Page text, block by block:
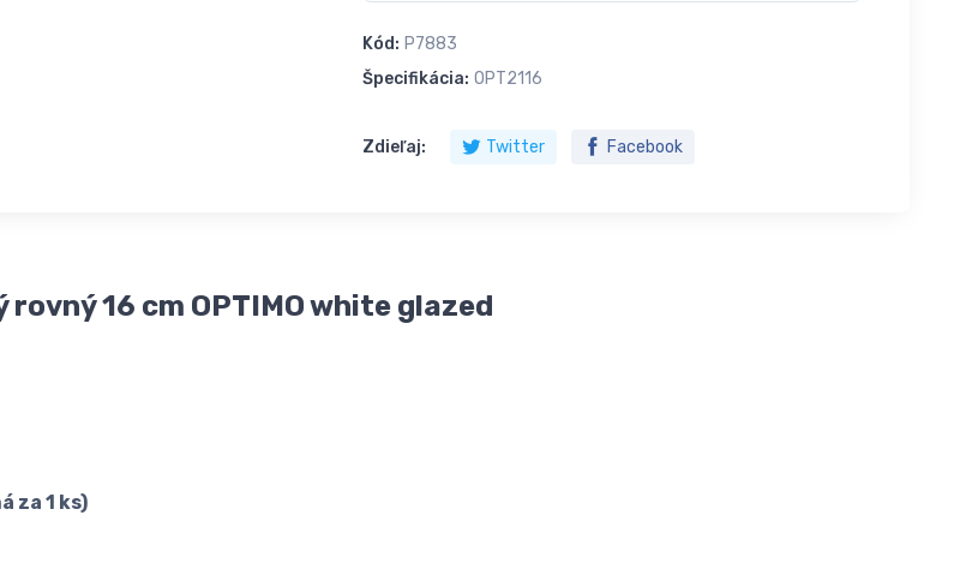
Kód: P7883
Špecifikácia: OPT2116
Zdieľaj: Twitter Facebook
16 cm OPTIMO white glazed
za 1 ks)